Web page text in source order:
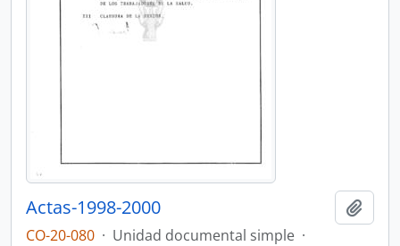
Actas-1998-2000
CO-20-080 · Unidad documental simple ·